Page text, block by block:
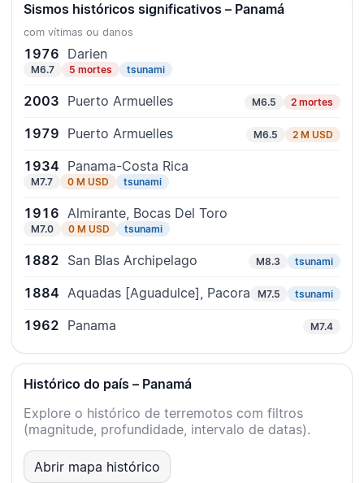
Sismos históricos significativos – Panamá
com vítimas ou danos
1976 Darien
M6.7 5 mortes tsunami
2003 Puerto Armuelles M6.5 2 mortes
1979 Puerto Armuelles M6.5 2 M USD
1934 Panama-Costa Rica
M7.7 0 M USD tsunami
1916 Almirante, Bocas Del Toro
M7.0 0 M USD tsunami
1882 San Blas Archipelago M8.3 tsunami
1884 Aquadas [Aguadulce], Pacora M7.5 tsunami
1962 Panama M7.4
Histórico do país – Panamá
Explore o histórico de terremotos com filtros
(magnitude, profundidade, intervalo de datas).
Abrir mapa histórico